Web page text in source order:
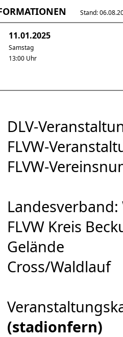
Stand:
11.01.2025
Samstag
13:00 Uhr
DLV-
FLVW-
FLVW-
Landesverband:
FLVW Kreis
Gelände
Cross/Waldlauf
(stadionfern)